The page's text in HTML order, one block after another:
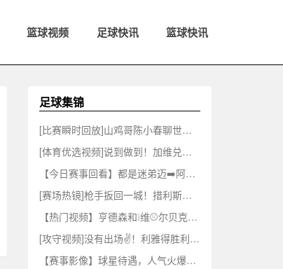
篮球视频 足球快讯 篮球快讯
法篮甲
足球集锦
[比赛瞬时回放]山鸡哥陈小春聊世界杯愤愤不平，⭐尽显球迷本色
[体育优选视频]说到做到！加维兑现诺言，⚽直接把头发染成吸睛粉色！
【今日赛事回看】都是迷弟迈➡️阿密小✌️将：梅西⬇️回归简直爽翻天
[赛场热镜]枪手扳回一城！措利斯角球送助✌️攻！因❕卡皮耶头球破门！⚽
【热门视频】亨德森和❕维⚾尔贝克即将重聚！距离他们在桑德兰的时光已经过去✨16年
[攻守视频]没有出场✌️！利雅得胜利友谊赛，C罗现身看台观战！
【赛事影像】球星待遇，人气火爆！沃齐尼亚抵达智利，众多球迷接机❕欢➡️呼声震耳